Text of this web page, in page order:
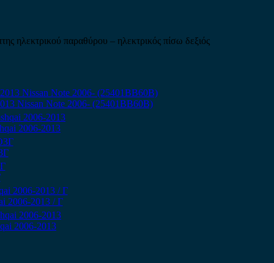
ηλεκτρικού παραθύρου – ηλεκτρικός πίσω δεξιός
Nissan Note 2006- (25401BB60B)
2006-2013
2006-2013 / Γ
2006-2013